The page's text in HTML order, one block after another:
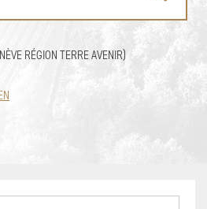
RÉGION TERRE AVENIR)